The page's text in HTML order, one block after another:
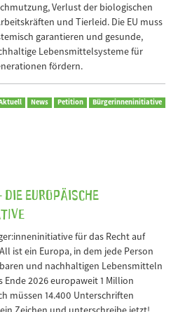
Verlust der biologischen
und Tierleid. Die EU muss
garantieren und gesunde,
Lebensmittelsysteme für
fördern.
News Petition Bürgerinneninitiative
- Die Europäische
für das Recht auf
ist ein Europa, in dem jede Person
und nachhaltigen Lebensmitteln
2026 europaweit 1 Million
müssen 14.400 Unterschriften